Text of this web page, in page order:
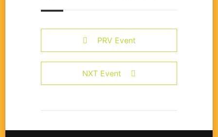
PRV Event
NXT Event